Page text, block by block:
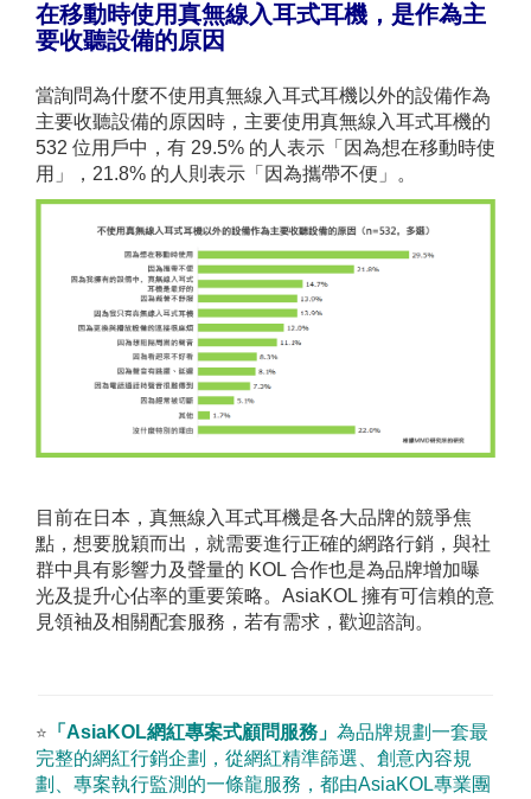
在移動時使用真無線入耳式耳機，是作為主
要收聽設備的原因
當詢問為什麼不使用真無線入耳式耳機以外的設備作為
主要收聽設備的原因時，主要使用真無線入耳式耳機的
532 位用戶中，有 29.5% 的人表示「因為想在移動時使
用」，21.8% 的人則表示「因為攜帶不便」。
目前在日本，真無線入耳式耳機是各大品牌的競爭焦
點，想要脫穎而出，就需要進行正確的網路行銷，與社
群中具有影響力及聲量的 KOL 合作也是為品牌增加曝
光及提升心佔率的重要策略。AsiaKOL 擁有可信賴的意
見領袖及相關配套服務，若有需求，歡迎諮詢。
⭐ 「AsiaKOL網紅專案式顧問服務」 為品牌規劃一套最
完整的網紅行銷企劃，從網紅精準篩選、創意內容規
劃、專案執行監測的一條龍服務，都由AsiaKOL專業團